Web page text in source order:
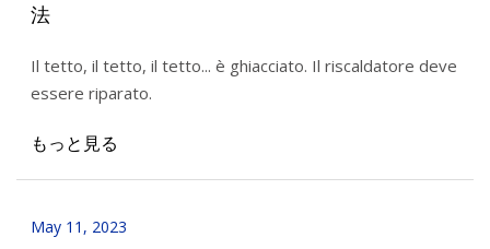
法
Il tetto, il tetto, il tetto... è ghiacciato. Il riscaldatore deve
essere riparato.
もっと見る
May 11, 2023